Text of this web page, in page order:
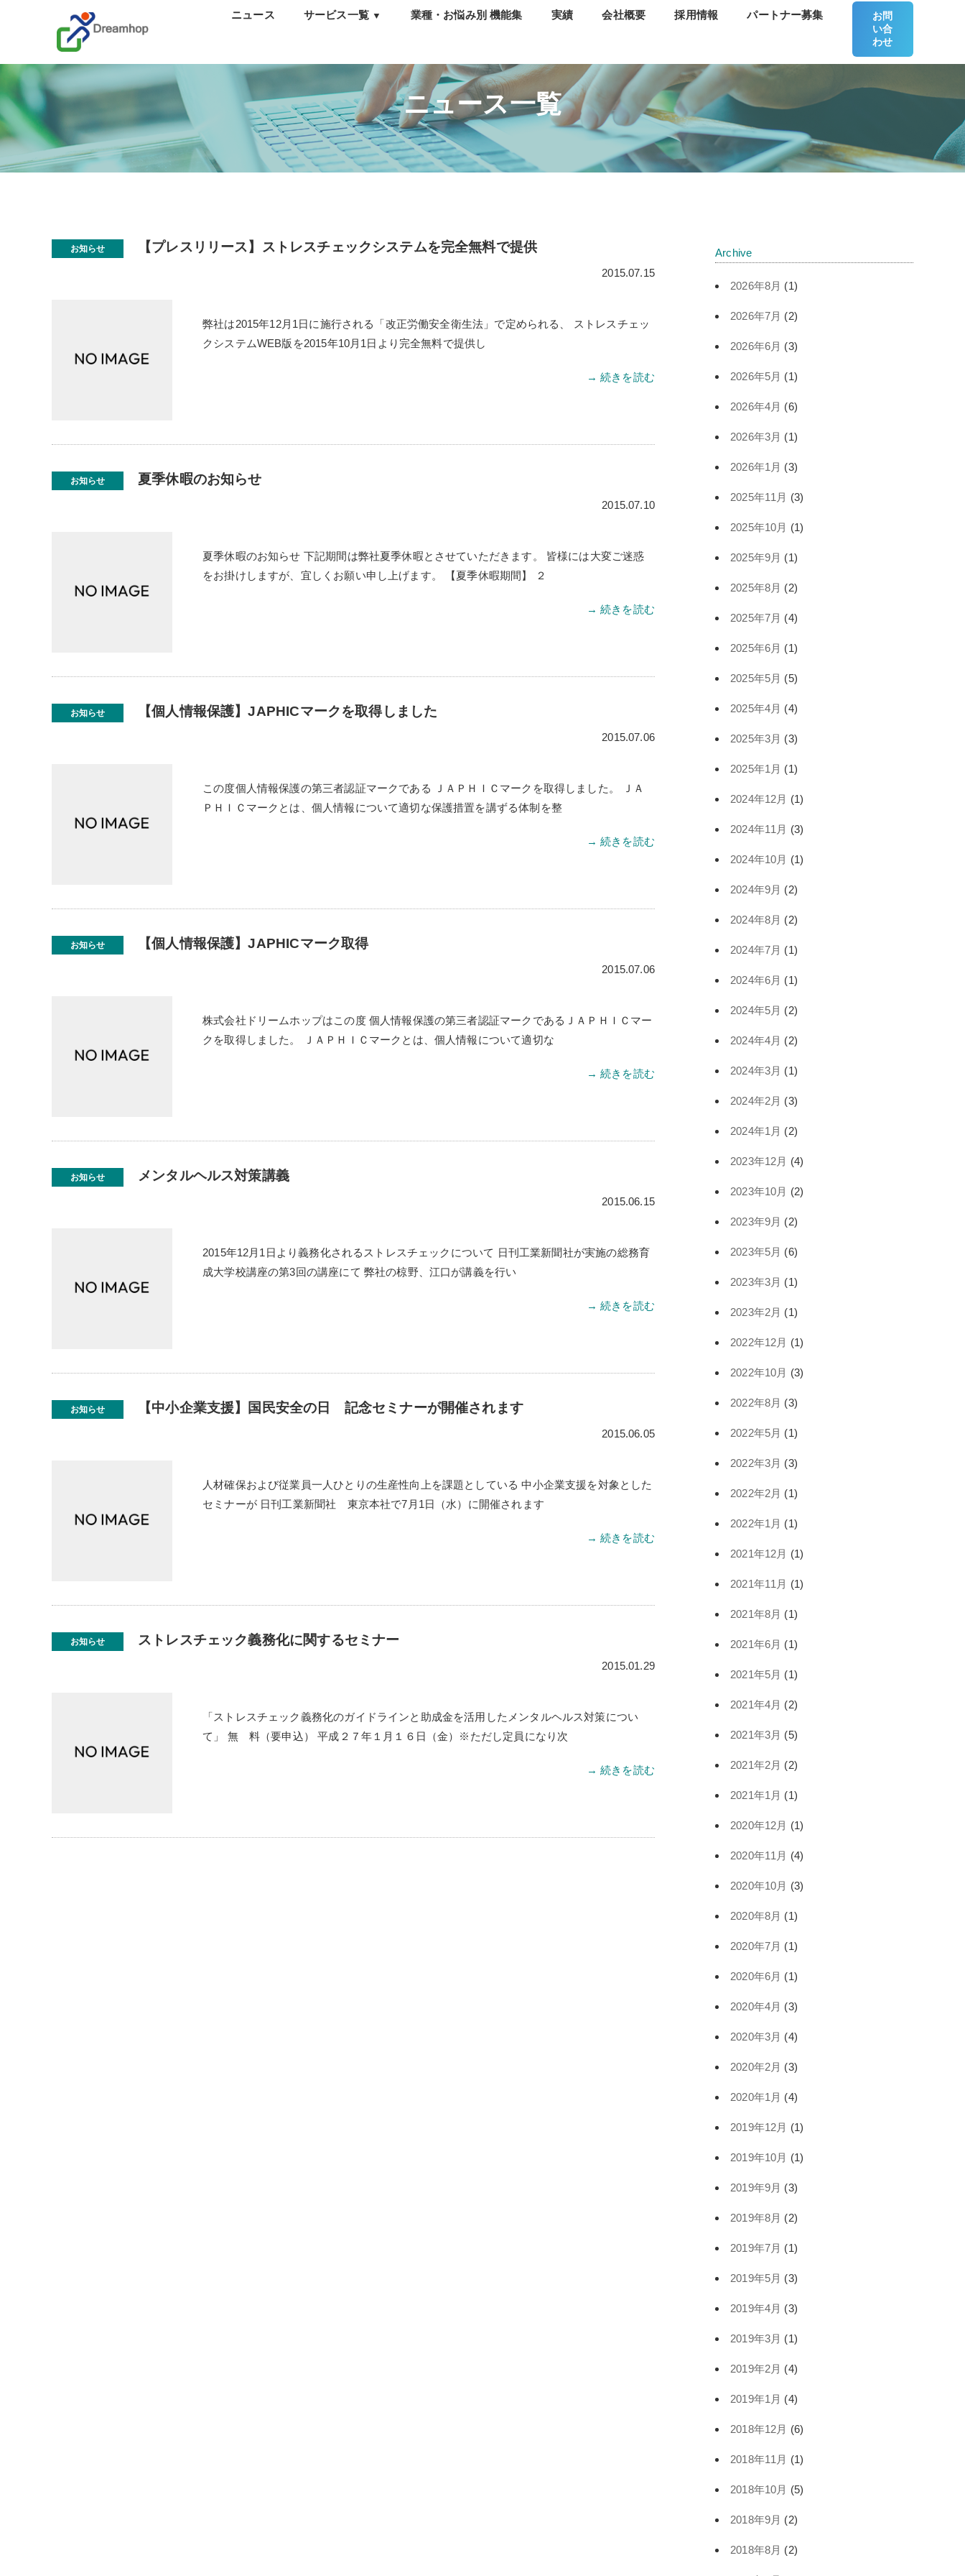
ニュース サービス一覧 ▼
ストレスチェック
カウンセリング・相談窓
口研修・e-learning
分析・報告会
離職防止サーベイ
業種・お悩み別 機能集 実績 会社概要 採用情報 パートナー募集
お問
い合
わせ
ニュース一覧
お知らせ 【プレスリリース】ストレスチェックシステムを完全無料で提供
2015.07.15
弊社は2015年12月1日に施行される「改正労働安全衛生法」で定められる、 ストレスチェッ
クシステムWEB版を2015年10月1日より完全無料で提供し
→ 続きを読む
お知らせ 夏季休暇のお知らせ
2015.07.10
夏季休暇のお知らせ 下記期間は弊社夏季休暇とさせていただきます。 皆様には大変ご迷惑
をお掛けしますが、宜しくお願い申し上げます。 【夏季休暇期間】 ２
→ 続きを読む
お知らせ 【個人情報保護】JAPHICマークを取得しました
2015.07.06
この度個人情報保護の第三者認証マークである ＪＡＰＨＩＣマークを取得しました。 ＪＡ
ＰＨＩＣマークとは、個人情報について適切な保護措置を講ずる体制を整
→ 続きを読む
お知らせ 【個人情報保護】JAPHICマーク取得
2015.07.06
株式会社ドリームホップはこの度 個人情報保護の第三者認証マークであるＪＡＰＨＩＣマー
クを取得しました。 ＪＡＰＨＩＣマークとは、個人情報について適切な
→ 続きを読む
お知らせ メンタルヘルス対策講義
2015.06.15
2015年12月1日より義務化されるストレスチェックについて 日刊工業新聞社が実施の総務育
成大学校講座の第3回の講座にて 弊社の椋野、江口が講義を行い
→ 続きを読む
お知らせ 【中小企業支援】国民安全の日 記念セミナーが開催されます
2015.06.05
人材確保および従業員一人ひとりの生産性向上を課題としている 中小企業支援を対象とした
セミナーが 日刊工業新聞社 東京本社で7月1日（水）に開催されます
→ 続きを読む
お知らせ ストレスチェック義務化に関するセミナー
2015.01.29
「ストレスチェック義務化のガイドラインと助成金を活用したメンタルヘルス対策につい
て」 無 料（要申込） 平成２７年１月１６日（金）※ただし定員になり次
→ 続きを読む
Archive
2026年8月 (1)
2026年7月 (2)
2026年6月 (3)
2026年5月 (1)
2026年4月 (6)
2026年3月 (1)
2026年1月 (3)
2025年11月 (3)
2025年10月 (1)
2025年9月 (1)
2025年8月 (2)
2025年7月 (4)
2025年6月 (1)
2025年5月 (5)
2025年4月 (4)
2025年3月 (3)
2025年1月 (1)
2024年12月 (1)
2024年11月 (3)
2024年10月 (1)
2024年9月 (2)
2024年8月 (2)
2024年7月 (1)
2024年6月 (1)
2024年5月 (2)
2024年4月 (2)
2024年3月 (1)
2024年2月 (3)
2024年1月 (2)
2023年12月 (4)
2023年10月 (2)
2023年9月 (2)
2023年5月 (6)
2023年3月 (1)
2023年2月 (1)
2022年12月 (1)
2022年10月 (3)
2022年8月 (3)
2022年5月 (1)
2022年3月 (3)
2022年2月 (1)
2022年1月 (1)
2021年12月 (1)
2021年11月 (1)
2021年8月 (1)
2021年6月 (1)
2021年5月 (1)
2021年4月 (2)
2021年3月 (5)
2021年2月 (2)
2021年1月 (1)
2020年12月 (1)
2020年11月 (4)
2020年10月 (3)
2020年8月 (1)
2020年7月 (1)
2020年6月 (1)
2020年4月 (3)
2020年3月 (4)
2020年2月 (3)
2020年1月 (4)
2019年12月 (1)
2019年10月 (1)
2019年9月 (3)
2019年8月 (2)
2019年7月 (1)
2019年5月 (3)
2019年4月 (3)
2019年3月 (1)
2019年2月 (4)
2019年1月 (4)
2018年12月 (6)
2018年11月 (1)
2018年10月 (5)
2018年9月 (2)
2018年8月 (2)